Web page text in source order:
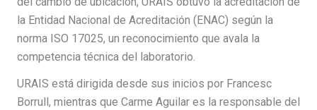
la Entidad Nacional de Acreditación (ENAC) según la
norma ISO 17025, un reconocimiento que avala la
competencia técnica del laboratorio.
URAIS está dirigida desde sus inicios por Francesc
Borrull, mientras que Carme Aguilar es la responsable del